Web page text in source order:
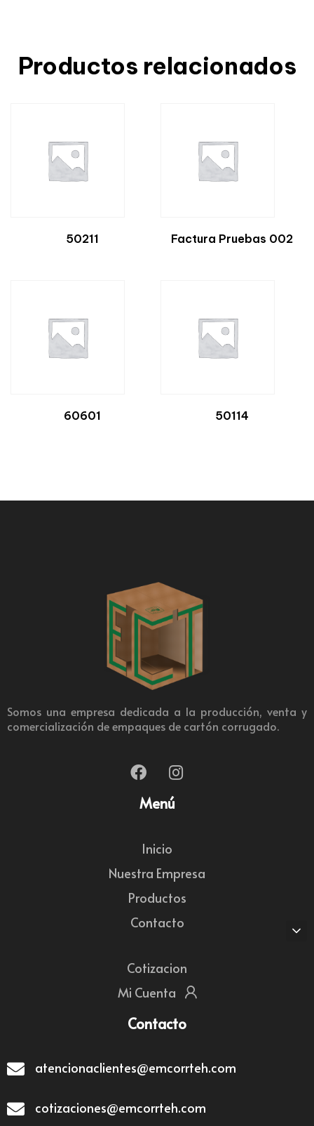
Productos relacionados
50211 Factura Pruebas 002
60601 50114
Somos una empresa dedicada a la producción, venta y
comercialización de empaques de cartón corrugado.
Menú
Inicio
Nuestra Empresa
Productos
Contacto
Cotizacion
Mi Cuenta
Contacto
atencionaclientes@emcorrteh.com
cotizaciones@emcorrteh.com